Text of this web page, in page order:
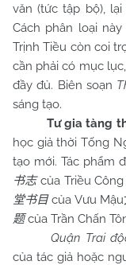
văn (tức tập bộ),
Cách phân loại
Trịnh Tiều còn coi
cần phải có mục
đầy đủ. Biên soạn
sáng tạo.
Tư gia tàng
học giả thời Tống
tạo mới. Tác phẩm
书志của Triều Công
堂书目của Vưu Mậu
题 của Trần Chấn
Quận Trai
của tác giả hoặc